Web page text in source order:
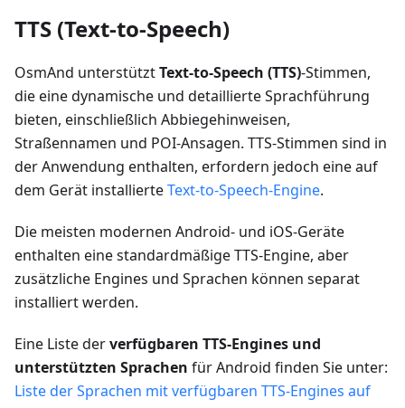
TTS (Text-to-Speech)
OsmAnd unterstütztText-to-Speech (TTS)-Stimmen,
die eine dynamische und detaillierte Sprachführung
bieten, einschließlich Abbiegehinweisen,
Straßennamen und POI-Ansagen. TTS-Stimmen sind in
der Anwendung enthalten, erfordern jedoch eine auf
dem Gerät installierteText-to-Speech-Engine.
Die meisten modernen Android- und iOS-Geräte
enthalten eine standardmäßige TTS-Engine, aber
zusätzliche Engines und Sprachen können separat
installiert werden.
Eine Liste derverfügbaren TTS-Engines und
unterstützten Sprachen für Android finden Sie unter:
Liste der Sprachen mit verfügbaren TTS-Engines auf